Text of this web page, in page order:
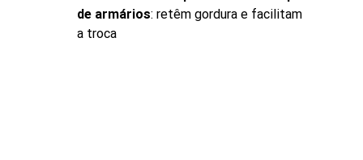
de armários: retêm gordura e facilitam
a troca